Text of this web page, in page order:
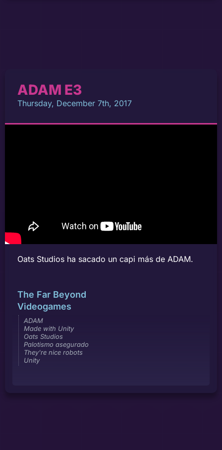
ADAM E3
Thursday, December 7th, 2017
Oats Studios ha sacado un capi más de ADAM.
The Far Beyond
Videogames
ADAM
Made with Unity
Oats Studios
Palotismo asegurado
They're nice robots
Unity